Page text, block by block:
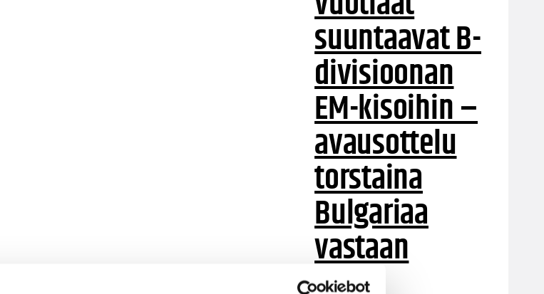
suuntaavat B-
divisioonan
EM-kisoihin –
avausottelu
torstaina
Bulgariaa
vastaan